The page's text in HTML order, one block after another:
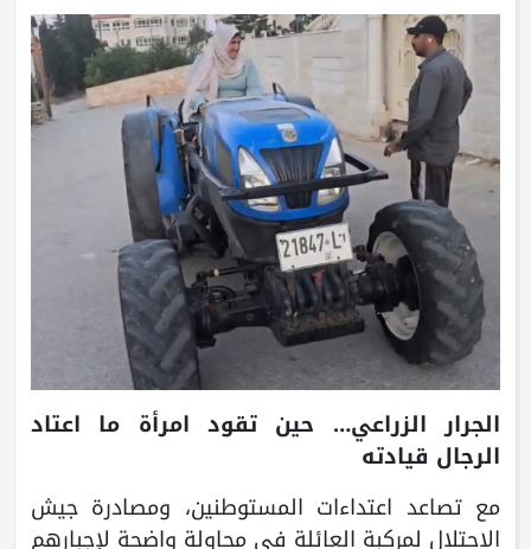
الجرار الزراعي… حين تقود امرأة ما اعتاد
الرجال قيادته
مع تصاعد اعتداءات المستوطنين، ومصادرة جيش
الاحتلال لمركبة العائلة في محاولة واضحة لإجبارهم